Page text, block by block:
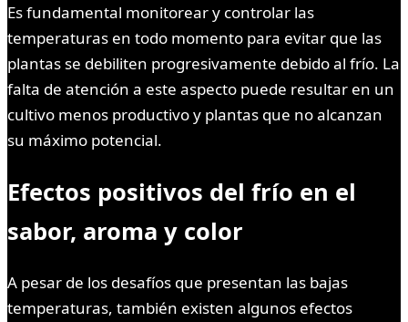
Es fundamental monitorear y controlar las
temperaturas en todo momento para evitar que las
plantas se debiliten progresivamente debido al frío. La
falta de atención a este aspecto puede resultar en un
cultivo menos productivo y plantas que no alcanzan
su máximo potencial.
Efectos positivos del frío en el
sabor, aroma y color
A pesar de los desafíos que presentan las bajas
temperaturas, también existen algunos efectos